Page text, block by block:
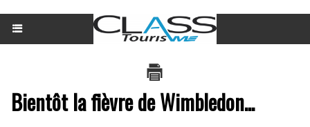
Bientôt la fièvre de Wimbledon...